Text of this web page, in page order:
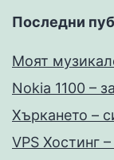
Последни
Моят
Nokia 1100 –
Хъркането –
VPS Хостинг